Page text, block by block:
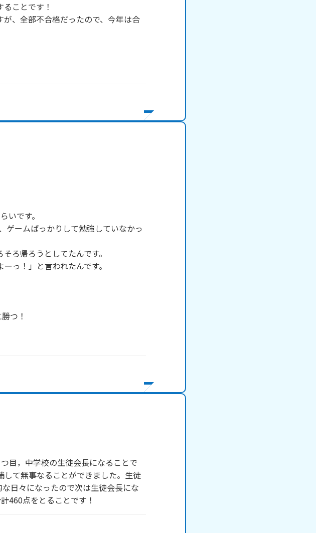
ことです！
、全部不合格だったので、今年は合
いです。
ゲームばっかりして勉強していなかっ
ろ帰ろうとしてたんです。
っ！」と言われたんです。
つ！
目，中学校の生徒会長になることで
て無事なることができました。生徒
日々になったので次は生徒会長にな
460点をとることです！